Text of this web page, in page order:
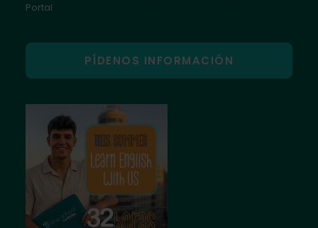
Portal